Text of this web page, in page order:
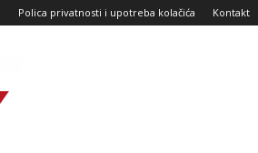
Polica privatnosti i upotreba kolačića Kontakt